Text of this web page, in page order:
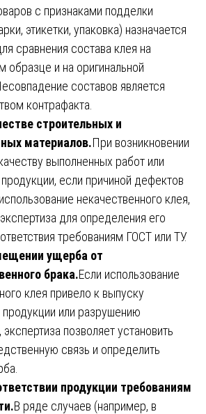
с признаками подделки
этикетки, упаковка) назначается
сравнения состава клея на
образце и на оригинальной
составов является
контрафакта.
строительных и
материалов.При возникновении
выполненных работ или
если причиной дефектов
некачественного клея,
для определения его
требованиям ГОСТ или ТУ.
ущерба от
брака.Если использование
клея привело к выпуску
продукции или разрушению
экспертиза позволяет установить
связь и определить
продукции требованиям
В ряде случаев (например, в